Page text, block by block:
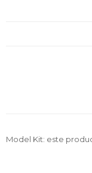
Model Kit: este